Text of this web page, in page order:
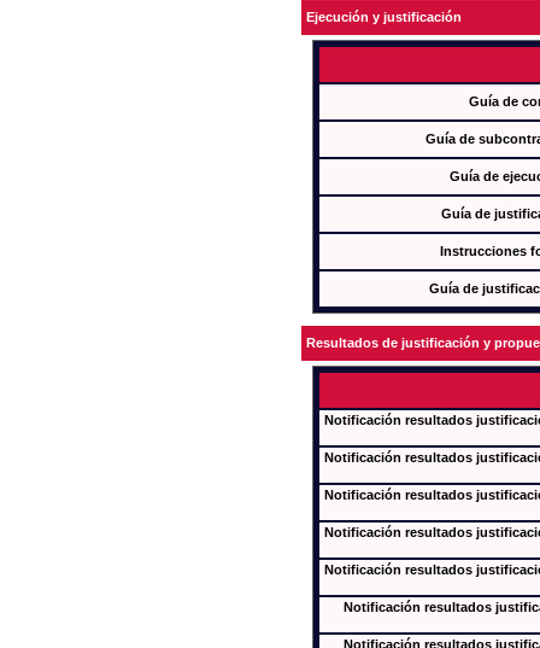
Ejecución y justificación
Guía de
Guía de
Guía de
Guía de
Instrucciones
Guía de
Resultados de justificación y
Notificación resultados
Notificación resultados
Notificación resultados
Notificación resultados
Notificación resultados
Notificación resultados
Notificación resultados